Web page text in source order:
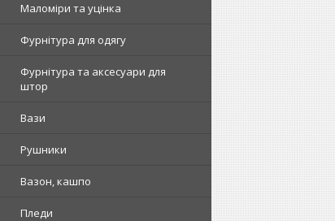
Маломіри та уцінка
Фурнітура для одягу
Фурнітура та аксесуари для
штор
Вази
Рушники
Вазон, кашпо
Пледи